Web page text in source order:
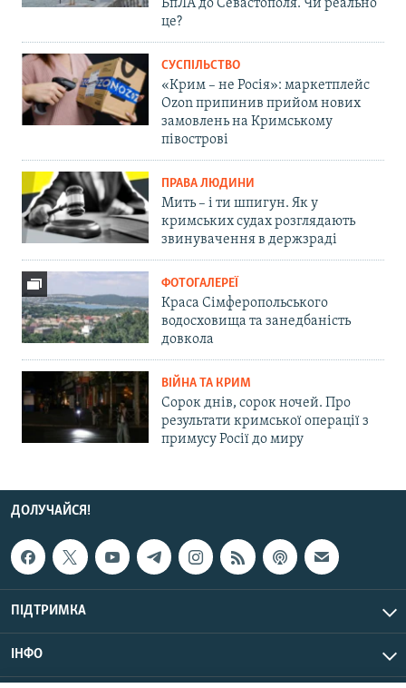
БпЛА до Севастополя. Чи реально
це?
СУСПІЛЬСТВО
«Крим – не Росія»: маркетплейс
Ozon припинив прийом нових
замовлень на Кримському
півострові
ПРАВА ЛЮДИНИ
Мить – і ти шпигун. Як у
кримських судах розглядають
звинувачення в держзраді
ФОТОГАЛЕРЕЇ
Краса Сімферопольського
водосховища та занедбаність
довкола
ВІЙНА ТА КРИМ
Сорок днів, сорок ночей. Про
результати кримської операції з
примусу Росії до миру
ДОЛУЧАЙСЯ!
ПІДТРИМКА
ІНФО